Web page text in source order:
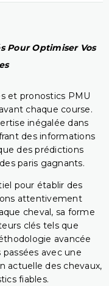
Pour Optimiser Vos
et pronostics PMU
chaque course.
inégalée dans
des informations
des prédictions
paris gagnants.
pour établir des
attentivement
cheval, sa forme
clés tels que
avancée
avec une
actuelle des chevaux,
fiables.